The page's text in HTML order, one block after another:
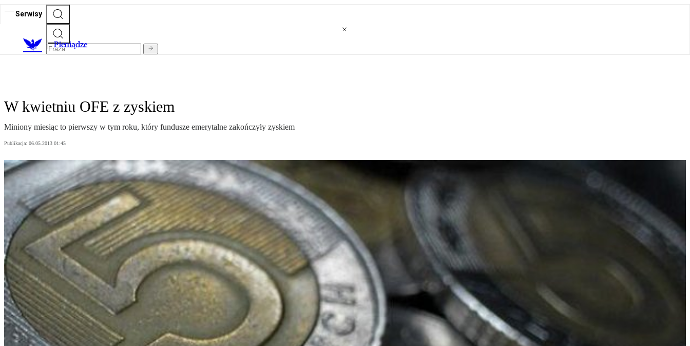
Serwisy
Pieniądze
W kwietniu OFE z zyskiem
Miniony miesiąc to pierwszy w tym roku, który fundusze emerytalne zakończyły zyskiem
Publikacja: 06.05.2013 01:45